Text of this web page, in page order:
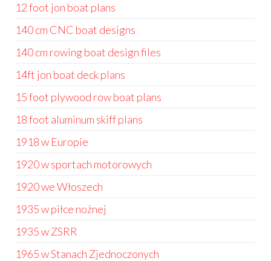
12 foot jon boat plans
140 cm CNC boat designs
140 cm rowing boat design files
14ft jon boat deck plans
15 foot plywood row boat plans
18 foot aluminum skiff plans
1918 w Europie
1920 w sportach motorowych
1920 we Włoszech
1935 w piłce nożnej
1935 w ZSRR
1965 w Stanach Zjednoczonych